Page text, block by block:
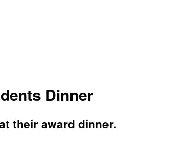
Dinner
their award dinner.